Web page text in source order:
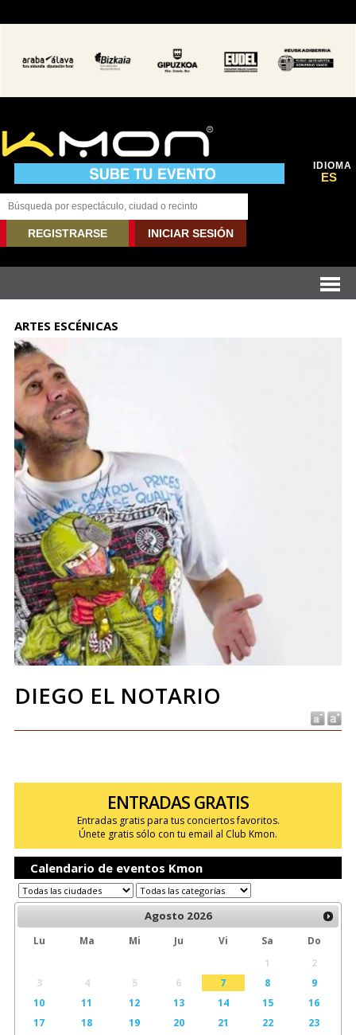
IDIOMA
ES
REGISTRARSE INICIAR SESIÓN
ARTES ESCÉNICAS
DIEGO EL NOTARIO
ENTRADAS GRATIS
Entradas gratis para tus conciertos favoritos.
Únete gratis sólo con tu email al Club Kmon.
Calendario de eventos Kmon
Agosto 2026
Lu Ma Mi Ju Vi Sa
Do
1
2
3
4 5 6 7 8
9
10
11 12 13 14 15
16
17
18 19 20 21 22
23